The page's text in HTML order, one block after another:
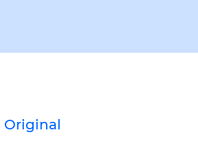
Original